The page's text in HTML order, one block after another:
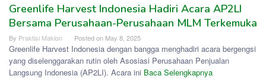
Greenlife Harvest Indonesia Hadiri Acara AP2LI
Bersama Perusahaan-Perusahaan MLM Terkemuka
By Praktisi Maklon Posted on May 8, 2025
Greenlife Harvest Indonesia dengan bangga menghadiri acara bergengsi
yang diselenggarakan rutin oleh Asosiasi Perusahaan Penjualan
Langsung Indonesia (AP2LI). Acara ini Baca Selengkapnya